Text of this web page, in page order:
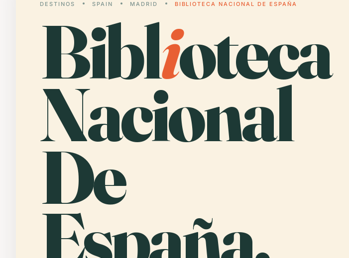
DESTINOS SPAIN MADRID BIBLIOTECA NACIONAL DE ESPAÑA
Biblioteca
Nacional
De
España.